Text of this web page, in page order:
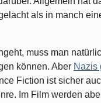
als in manch
muss man
können. Aber Nazis
Fiction ist sicher
Im Film werden